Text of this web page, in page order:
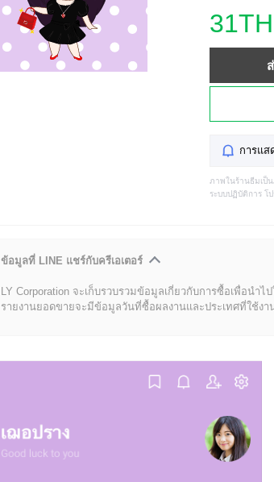
การแส
ภาพในร้านธีมเป็
ระบบปฏิบัติการ โ
ข้อมูลที่ LINE แชร์กับครีเอเตอร์
LY Corporation จะเก็บรวบรวมข้อมูลเกี่ยวกับการซื้อเพื่อนำ
รายงานยอดขายจะมีข้อมูลวันที่ซื้อผลงานและประเทศที่ใช้